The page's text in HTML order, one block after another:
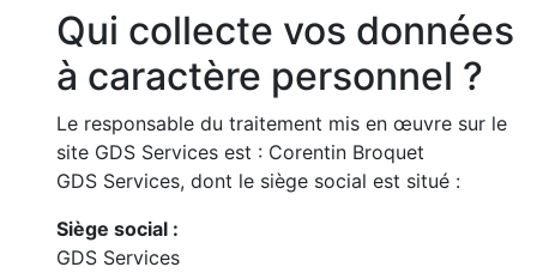
Qui collecte vos données
à caractère personnel ?
Le responsable du traitement mis en œuvre sur le
site GDS Services est : Corentin Broquet
GDS Services, dont le siège social est situé :
Siège social :
GDS Services